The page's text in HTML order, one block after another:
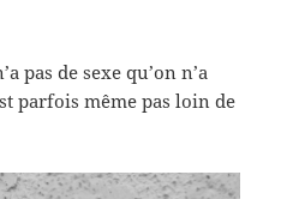
pas de sexe qu’on n’a
parfois même pas loin de